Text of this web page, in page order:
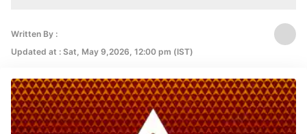
Written By :
Updated at : Sat, May 9,2026, 12:00 pm (IST)